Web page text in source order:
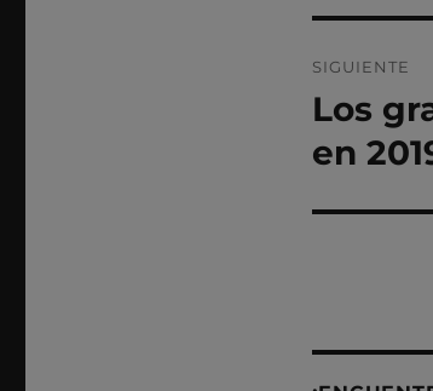
SIGUIENTE
Entrada
siguiente:
Los
en